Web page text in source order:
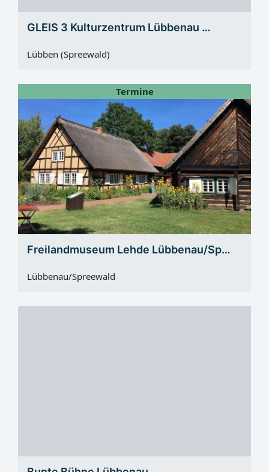
GLEIS 3 Kulturzentrum Lübbenau …
Lübben (Spreewald)
Termine
Freilandmuseum Lehde Lübbenau/Sp…
Lübbenau/Spreewald